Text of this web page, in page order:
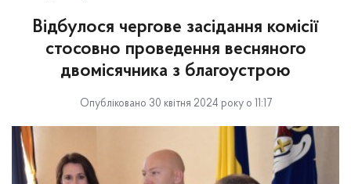
Відбулося чергове засідання комісії
стосовно проведення весняного
двомісячника з благоустрою
Опубліковано 30 квітня 2024 року о 11:17